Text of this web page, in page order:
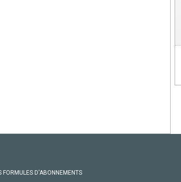
FORMULES D'ABONNEMENTS